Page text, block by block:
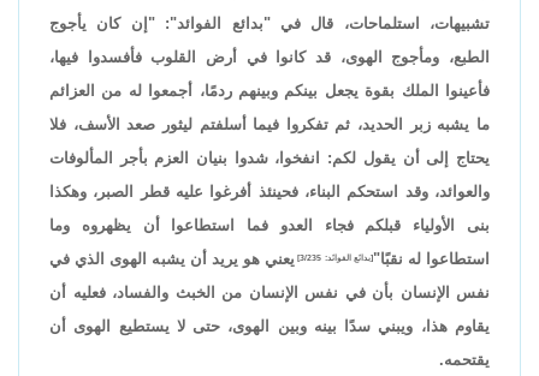
تشبيهات، استلماحات، قال في "بدائع الفوائد": "إن كان يأجوج
الطبع، ومأجوج الهوى، قد كانوا في أرض القلوب فأفسدوا فيها،
فأعينوا الملك بقوة يجعل بينكم وبينهم ردمًا، أجمعوا له من العزائم
ما يشبه زبر الحديد، ثم تفكروا فيما أسلفتم ليثور صعد الأسف، فلا
يحتاج إلى أن يقول لكم: انفخوا، شدوا بنيان العزم بأجر المألوفات
والعوائد، وقد استحكم البناء، فحينئذ أفرغوا عليه قطر الصبر، وهكذا
بنى الأولياء قبلكم فجاء العدو فما استطاعوا أن يظهروه وما
استطاعوا له نقبًا"[بدائع الفوائد: 3/235]
يعني هو يريد أن يشبه الهوى الذي في
نفس الإنسان بأن في نفس الإنسان من الخبث والفساد، فعليه أن
يقاوم هذا، ويبني سدًا بينه وبين الهوى، حتى لا يستطيع الهوى أن
يقتحمه.